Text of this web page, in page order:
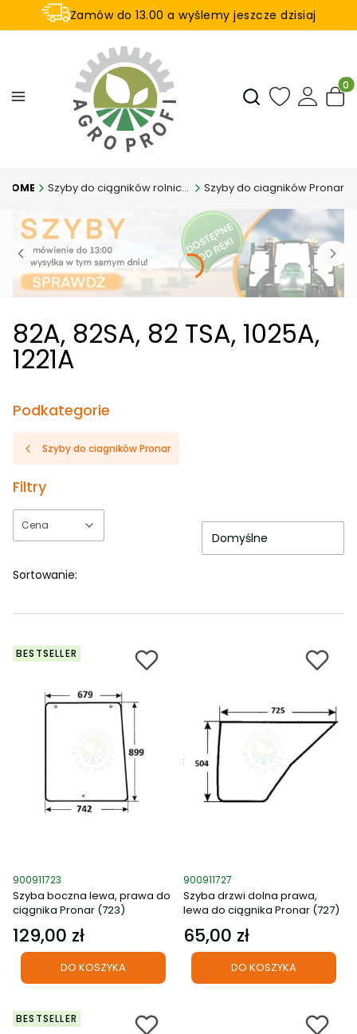
Zamów do 13.00 a wyślemy jeszcze dzisiaj
U nas na zwrot aż 21 dni
Otwórz
Szyby do ciągników rolniczych Szyby do ciagników Pronar
82A, 82SA, 82 TSA, 1025A,
1221A
Podkategorie
Szyby do ciagników Pronar
Filtry
Cena
Sortowanie:
Domyślne
BESTSELLER
Kod produktu
900911723
Szyba boczna lewa, prawa do
ciągnika Pronar (723)
Cena
129,00 zł
DO KOSZYKA
Kod produktu
900911727
Szyba drzwi dolna prawa,
lewa do ciągnika Pronar (727)
Cena
65,00 zł
DO KOSZYKA
BESTSELLER